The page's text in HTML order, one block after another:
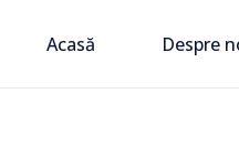
Acasă Despre